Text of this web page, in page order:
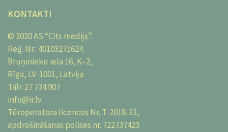
KONTAKTI
© 2020 AS “Cits medijs”.
Reģ. Nr.: 40103271624
Bruņinieku iela 16, K–2,
Rīga, LV-1001, Latvija
Tālr. 27 734 907
info@ir.lv
Tūroperatora licences Nr. T-2018-23,
apdrošināšanas polises nr. 722737423